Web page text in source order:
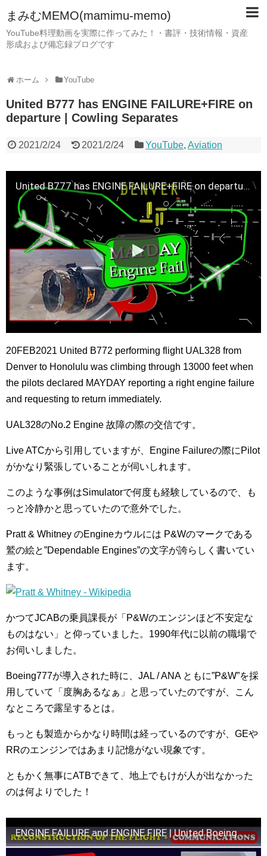
まみむMEMO(mamimu-memo)
YouTube料理動画を実際に作ってみた！・書評・技術情報・資産
形成および備忘録ブログです
ホーム YouTube
United B777 has ENGINE FAILURE+FIRE on
departure | Cowling Separates
2021/2/24 2021/2/24 YouTube,Aviation
United B777 has ENGINE FAILURE+FIRE on departure | Cowling Separates
20FEB2021 United B772 performing flight UAL328 from
Denver to Honolulu was climbing through 13000 feet when
the pilots declared MAYDAY reporting a right engine failure
and requesting to return immediately.
UAL328のNo.2 Engine 故障の際の交信です。
Live ATCから引用していますが、Engine Failureの際にPilot
がかなり緊張していることが伺いしれます。
このような事例はSimulatorで何度も経験しているので、も
っと冷静かと思っていたので意外でした。
Pratt & Whitney のEngineカウルには P&Wのマークである
鷲の絵と”Dependable Engines”の文字が誇らしく書いてい
ます。
かつてJCABの乗員課長が「P&Wのエンジンほど不安定な
ものはない」と仰っていました。1990年代に以前の職場で
お伺いしました。
Boeing777が導入された時に、JAL / ANA ともに”P&W”を採
用していて「度胸あるなぁ」と思っていたのですが、こん
なところで露呈するとは。
もっとも製造からかなり時間は経っているのですが、GEや
RRのエンジンではあまり記憶がない現象です。
ともかく無事にATBできて、地上でもけが人が出なかった
のは何よりでした！
ENGINE FAILURE and ENGINE FIRE | United Boeing 777-200 | Denver airport